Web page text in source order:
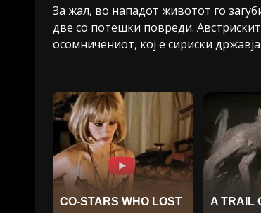
За жал, во нападот животот го
две со потешки повреди.
осомничениот, кој е сириски